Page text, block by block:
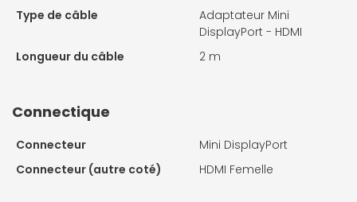
Type de câble
Adaptateur Mini
DisplayPort - HDMI
Longueur du câble
2 m
Connectique
Connecteur
Mini DisplayPort
Connecteur (autre coté)
HDMI Femelle